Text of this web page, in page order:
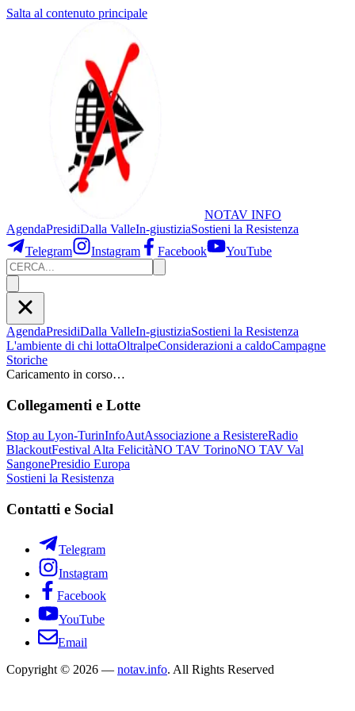
Salta al contenuto principale
NOTAV INFO
AgendaPresidiDalla ValleIn-giustiziaSostieni la Resistenza
Telegram
Instagram Facebook YouTube
AgendaPresidiDalla ValleIn-giustiziaSostieni la Resistenza
L'ambiente di chi lottaOltralpeConsiderazioni a caldoCampagne
Storiche
Caricamento in corso…
Collegamenti e Lotte
Stop au Lyon-TurinInfoAutAssociazione a ResistereRadio
BlackoutFestival Alta FelicitàNO TAV TorinoNO TAV Val
SangonePresidio Europa
Sostieni la Resistenza
Contatti e Social
Telegram
Instagram
Facebook
YouTube
Email
Copyright © 2026 — notav.info. All Rights Reserved